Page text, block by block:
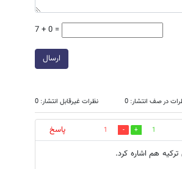
7 + 0 =
ارسال
در صف انتشار: 0 نظرات غیرقابل انتشار: 0
1
1
پاسخ